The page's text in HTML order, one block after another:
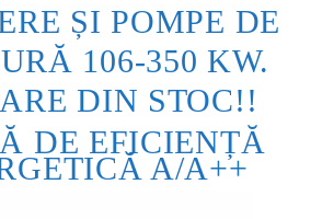
ȘI POMPE DE
106-350 KW.
DIN STOC!!
DE EFICIENȚĂ
A/A++